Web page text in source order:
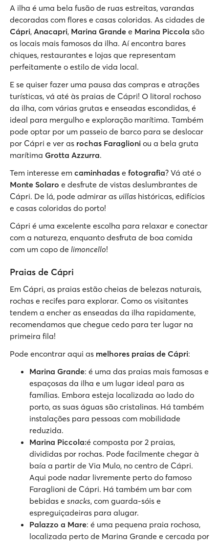
A ilha é uma bela fusão de ruas estreitas, varandas
decoradas com flores e casas coloridas. As cidades de
Cápri, Anacapri, Marina Grande e Marina Piccola são
os locais mais famosos da ilha. Aí encontra bares
chiques, restaurantes e lojas que representam
perfeitamente o estilo de vida local.
E se quiser fazer uma pausa das compras e atrações
turísticas, vá até às praias de Cápri! O litoral rochoso
da ilha, com várias grutas e enseadas escondidas, é
ideal para mergulho e exploração marítima. Também
pode optar por um passeio de barco para se deslocar
por Cápri e ver as rochas Faraglioni ou a bela gruta
marítima Grotta Azzurra.
Tem interesse em caminhadas e fotografia? Vá até o
Monte Solaro e desfrute de vistas deslumbrantes de
Cápri. De lá, pode admirar as villas históricas, edifícios
e casas coloridas do porto!
Cápri é uma excelente escolha para relaxar e conectar
com a natureza, enquanto desfruta de boa comida
com um copo de limoncello!
Praias de Cápri
Em Cápri, as praias estão cheias de belezas naturais,
rochas e recifes para explorar. Como os visitantes
tendem a encher as enseadas da ilha rapidamente,
recomendamos que chegue cedo para ter lugar na
primeira fila!
Pode encontrar aqui as melhores praias de Cápri:
Marina Grande: é uma das praias mais famosas e
espaçosas da ilha e um lugar ideal para as
famílias. Embora esteja localizada ao lado do
porto, as suas águas são cristalinas. Há também
instalações para pessoas com mobilidade
reduzida.
Marina Piccola:é composta por 2 praias,
divididas por rochas. Pode facilmente chegar à
baía a partir de Via Mulo, no centro de Cápri.
Aqui pode nadar livremente perto do famoso
Faraglioni de Cápri. Há também um bar com
bebidas e snacks, com guarda-sóis e
espreguiçadeiras para alugar.
Palazzo a Mare: é uma pequena praia rochosa,
localizada perto de Marina Grande e cercada por